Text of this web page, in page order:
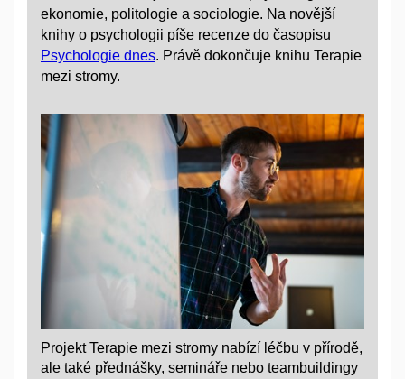
ekonomie, politologie a sociologie. Na novější
knihy o psychologii píše recenze do časopisu
Psychologie dnes. Právě dokončuje knihu Terapie
mezi stromy.
Projekt Terapie mezi stromy nabízí léčbu v přírodě,
ale také přednášky, semináře nebo teambuildingy